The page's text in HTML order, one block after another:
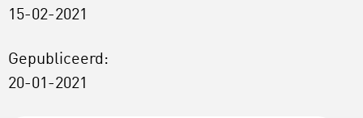
15-02-2021
Gepubliceerd:
20-01-2021